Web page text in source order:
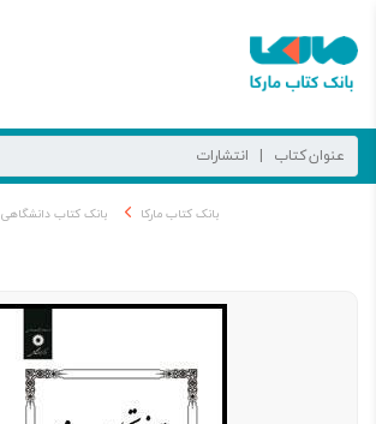
بانک کتاب مارکا بانک کتاب دانشگاهی